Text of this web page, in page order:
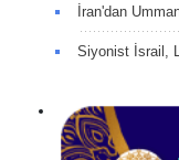
İran'dan
Siyonist İsrail,